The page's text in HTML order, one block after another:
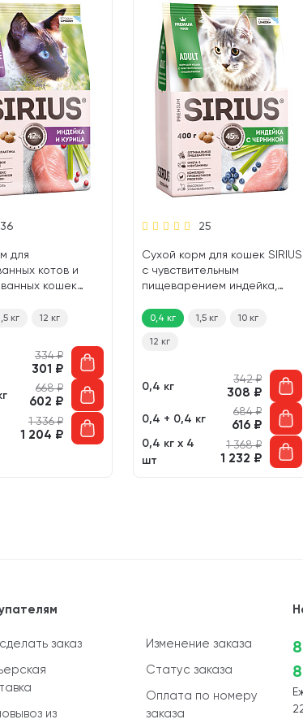
36
для
котов и
кошек
кг 12 кг
334₽
301 ₽
668₽
602 ₽
1 336₽
1 204 ₽
25
Сухой корм для кошек SIRIUS
с чувствительным
пищеварением индейка,
0,4 кг 1,5 кг 10 кг
12 кг
0,4 кг
342₽
308 ₽
0,4 + 0,4 кг
684₽
616 ₽
0,4 кг х 4
шт
1 368₽
1 232 ₽
заказ
из
Изменение заказа
Статус заказа
Оплата по номеру
заказа